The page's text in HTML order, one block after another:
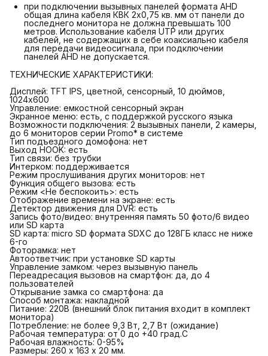
при подключении вызывных панелей формата AHD
общая длина кабеля КВК 2х0,75 кв. мм от панели до
последнего монитора не должна превышать 100
метров. Использование кабеля UTP или других
кабелей, не содержащих в себе коаксиально кабеля
для передачи видеосигнала, при подключении
панелей AHD не допускается.
ТЕХНИЧЕСКИЕ ХАРАКТЕРИСТИКИ:
Дисплей: TFT IPS, цветной, сенсорный, 10 дюймов,
1024х600
Управление: емкостной сенсорный экран
Экранное меню: есть, с поддержкой русского языка
Возможности подключения: 2 вызывных панели, 2 камеры,
до 6 мониторов серии Promo* в системе
Тип подъездного домофона: нет
Выход HOOK: есть
Тип связи: без трубки
Интерком: поддерживается
Режим прослушивания других мониторов: нет
Функция общего вызова: есть
Режим <Не беспокоить>: есть
Отображение времени на экране: есть
Детектор движения для DVR: есть
Запись фото/видео: внутренняя память 50 фото/6 видео
или SD карта
SD карта: micro SD формата SDXC до 128ГБ класс не ниже
6-го
Фоторамка: нет
Автоответчик: при установке SD карты
Управление замком: через вызывную панель
Переадресация вызовов на смартфон: да, до 4
пользователей
Открывание замка со смартфона: да
Способ монтажа: накладной
Питание: 220В (внешний блок питания входит в комплект
монитора)
Потребление: не более 9,3 Вт, 2,7 Вт (ожидание)
Рабочая температура: от 0 до +40 град.С
Рабочая влажность: 0-95%
Размеры: 260 х 163 х 20 мм.